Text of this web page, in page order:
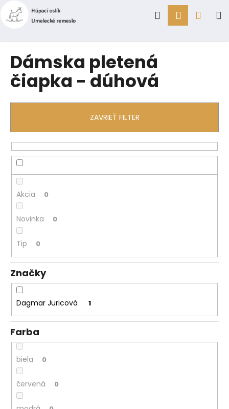
obsah
Hľadať
košík
Dámska pletená
čiapka - dúhová
ZAVRIEŤ FILTER
Akcia 0
Novinka 0
Tip 0
Značky
Dagmar Juricová 1
Farba
biela 0
červená 0
o
í
Späť
Späť
Č
o
p
e
b
u
j
e
e
n
á
j
s
ť
?
O
d